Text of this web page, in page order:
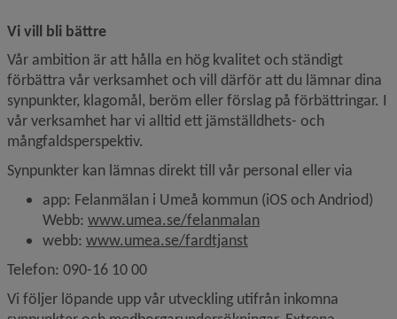
Vi vill bli bättre
Vår ambition är att hålla en hög kvalitet och ständigt
förbättra vår verksamhet och vill därför att du lämnar dina
synpunkter, klagomål, beröm eller förslag på förbättringar. I
vår verksamhet har vi alltid ett jämställdhets- och
mångfaldsperspektiv.
Synpunkter kan lämnas direkt till vår personal eller via
app: Felanmälan i Umeå kommun (iOS och Andriod)
Webb: www.umea.se/felanmalan
webb: www.umea.se/fardtjanst
Telefon: 090-16 10 00
Vi följer löpande upp vår utveckling utifrån inkomna